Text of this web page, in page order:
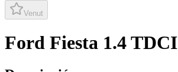
Venut
Ford Fiesta 1.4 TDCI